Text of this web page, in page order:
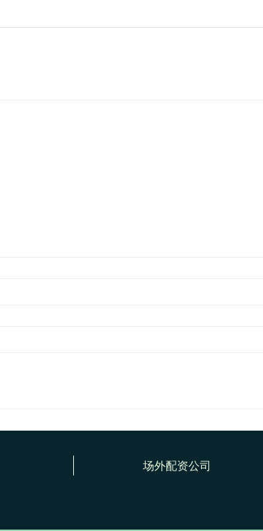
场外配资公司